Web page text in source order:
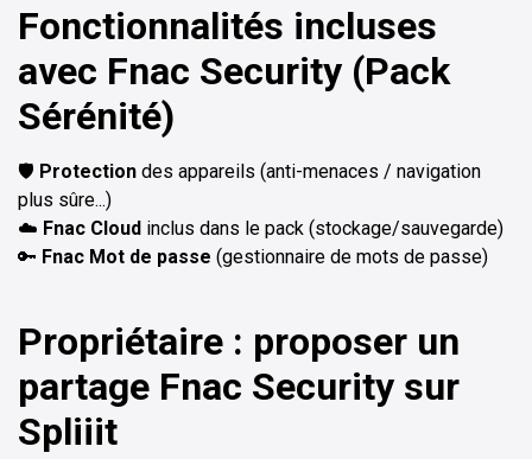
Fonctionnalités incluses
avec Fnac Security (Pack
Sérénité)
🛡️ Protection des appareils (anti-menaces / navigation
plus sûre...)
☁️ Fnac Cloud inclus dans le pack (stockage/sauvegarde)
🔑 Fnac Mot de passe (gestionnaire de mots de passe)
Propriétaire : proposer un
partage Fnac Security sur
Spliiit